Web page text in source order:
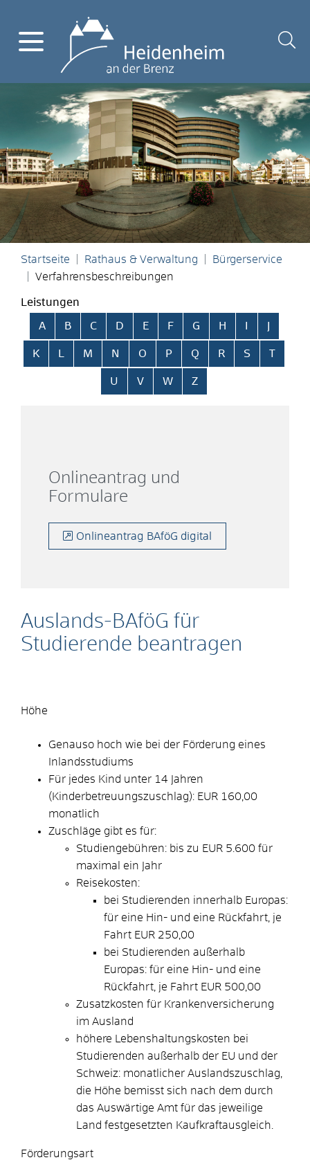
Startseite Rathaus & Verwaltung
Bürgerservice
Verfahrensbeschreibungen
Leistungen
Alphabetisches Register überspringen
A B C D E F G H
K L M N O P Q R S T
U V W Z
Auslands-BAföG für
Studierende beantragen
Höhe
Genauso hoch wie bei der Förderung eines
Inlandsstudiums
Für jedes Kind unter 14 Jahren
(Kinderbetreuungszuschlag): EUR 160,00
monatlich
Zuschläge gibt es für:
Studiengebühren: bis zu EUR 5.600 für
maximal ein Jahr
Reisekosten:
bei Studierenden innerhalb Europas:
für eine Hin- und eine Rückfahrt, je
Fahrt EUR 250,00
bei Studierenden außerhalb
Europas: für eine Hin- und eine
Rückfahrt, je Fahrt EUR 500,00
Zusatzkosten für Krankenversicherung
im Ausland
höhere Lebenshaltungskosten bei
Studierenden außerhalb der EU und der
Schweiz: monatlicher Auslandszuschlag,
die Höhe bemisst sich nach dem durch
das Auswärtige Amt für das jeweilige
Land festgesetzten Kaufkraftausgleich.
Förderungsart
Onlineantrag und
Formulare
Onlineantrag BAföG digital